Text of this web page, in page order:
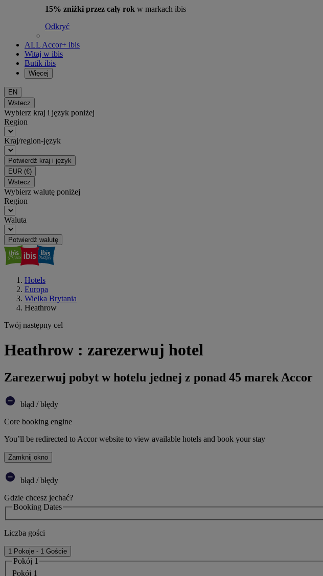
15% zniżki przez cały rok w markach ibis
Odkryć
ALL Accor+ ibis
Witaj w ibis
Butik ibis
Więcej
EN
Wstecz
Wybierz kraj i język poniżej
Region
Kraj/region-język
Potwierdź kraj i język
EUR (€)
Wstecz
Wybierz walutę poniżej
Region
Waluta
Potwierdź walutę
Hotels
Europa
Wielka Brytania
Heathrow
Twój następny cel
Heathrow : zarezerwuj hotel
Zarezerwuj pobyt w hotelu jednej z ponad 45 marek Accor
błąd / błędy
Core booking engine
You’ll be redirected to Accor website to view available hotels and book your stay
Zamknij okno
błąd / błędy
Gdzie chcesz jechać?
Booking Dates
Liczba gości
1 Pokoje - 1 Goście
Pokój 1
Pokój 1